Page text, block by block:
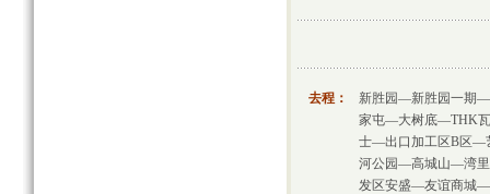
去程：
新胜园—新胜园一期
家屯—大树底—THK
士—出口加工区B区—
河公园—高城山—湾
发区安盛—友谊商城